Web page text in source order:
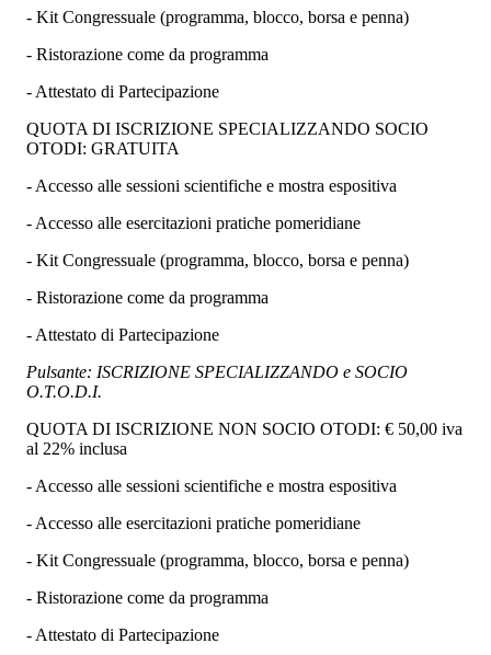
- Kit Congressuale (programma, blocco, borsa e penna)
- Ristorazione come da programma
- Attestato di Partecipazione
QUOTA DI ISCRIZIONE SPECIALIZZANDO SOCIO
OTODI: GRATUITA
- Accesso alle sessioni scientifiche e mostra espositiva
- Accesso alle esercitazioni pratiche pomeridiane
- Kit Congressuale (programma, blocco, borsa e penna)
- Ristorazione come da programma
- Attestato di Partecipazione
Pulsante: ISCRIZIONE SPECIALIZZANDO e SOCIO
O.T.O.D.I.
QUOTA DI ISCRIZIONE NON SOCIO OTODI: € 50,00 iva
al 22% inclusa
- Accesso alle sessioni scientifiche e mostra espositiva
- Accesso alle esercitazioni pratiche pomeridiane
- Kit Congressuale (programma, blocco, borsa e penna)
- Ristorazione come da programma
- Attestato di Partecipazione